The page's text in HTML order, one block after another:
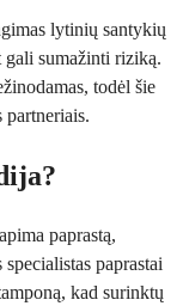
lytinių santykių
gali sumažinti riziką.
todėl šie
partneriais.
paprastą,
paprastai
kad surinktų